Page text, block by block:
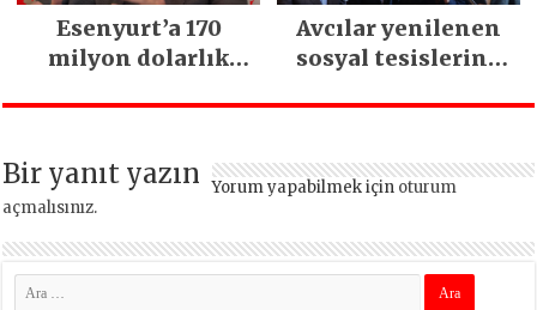
Esenyurt’a 170
milyon dolarlık
İstanbul’un tek
Avcılar yenilenen
sosyal tesislerine
Bir yanıt yazın Yorum yapabilmek için oturum
açmalısınız.